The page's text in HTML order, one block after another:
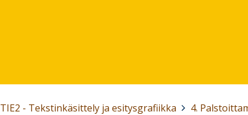
TIE2 - Tekstinkäsittely ja esitysgrafiikka 4.